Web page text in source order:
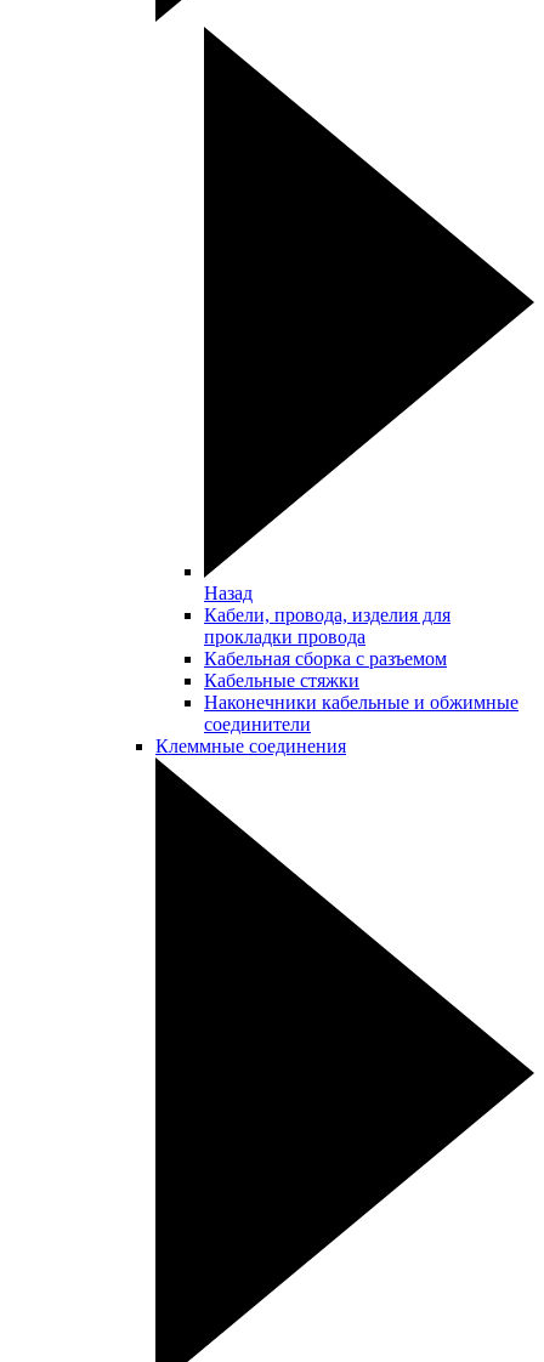
Назад
Кабели, провода, изделия для
прокладки провода
Кабельная сборка с разъемом
Кабельные стяжки
Наконечники кабельные и обжимные
соединители
Клеммные соединения